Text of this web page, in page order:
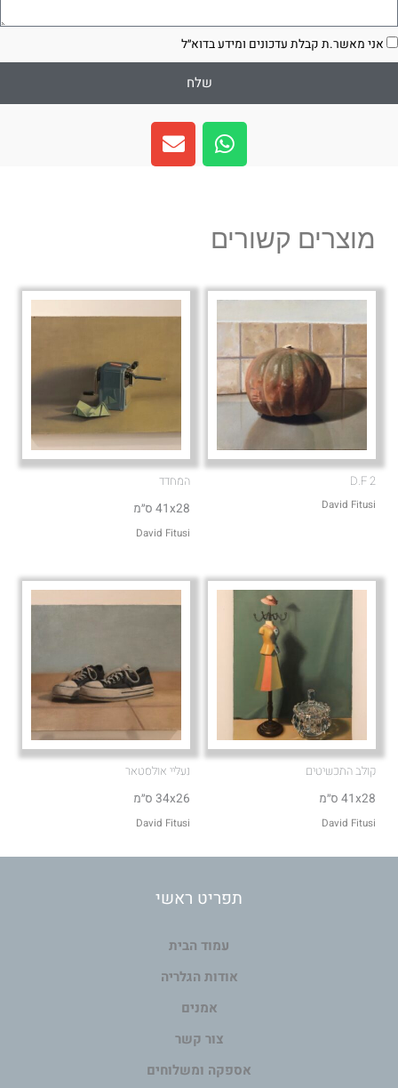
אני מאשר.ת קבלת עדכונים ומידע בדוא״ל
שלח
W
h
a
a
p
E
n
v
e
מוצרים קשורים
D.F 2
David Fitusi
המחדד
41x28 ס״מ
David Fitusi
קולב התכשיטים
41x28 ס״מ
David Fitusi
נעליי אולסטאר
34x26 ס״מ
David Fitusi
תפריט ראשי
עמוד הבית
אודות הגלריה
אמנים
צור קשר
אספקה ומשלוחים